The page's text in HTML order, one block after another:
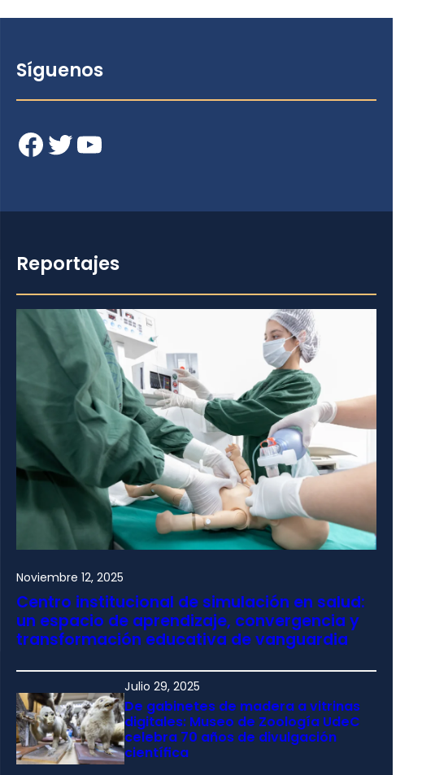
Síguenos
Facebook Twitter YouTube
Reportajes
Noviembre 12, 2025
Centro institucional de simulación en salud:
un espacio de aprendizaje, convergencia y
transformación educativa de vanguardia
Julio 29, 2025
De gabinetes de madera a vitrinas
digitales: Museo de Zoología UdeC
celebra 70 años de divulgación
científica